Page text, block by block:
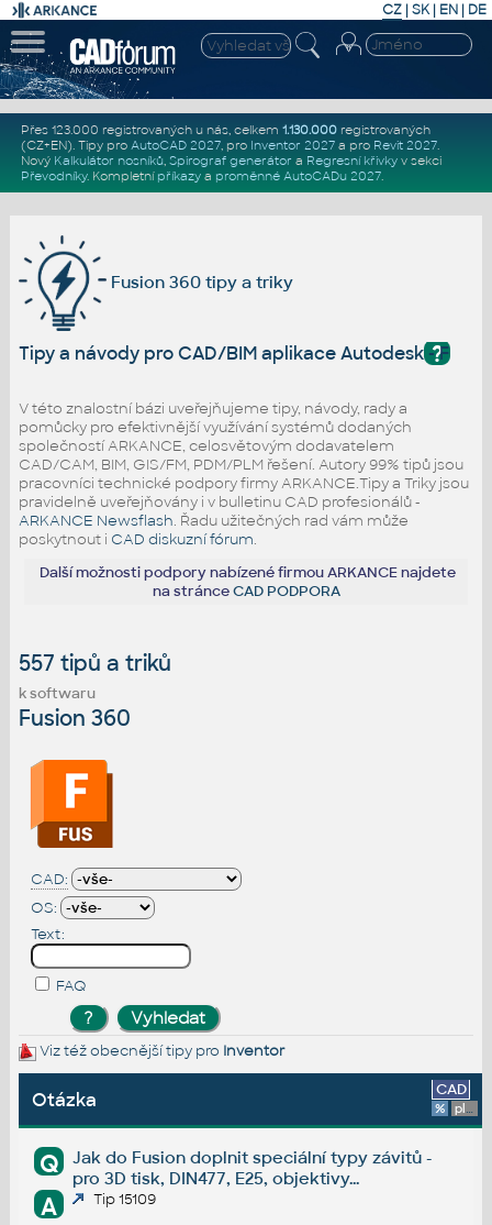
CZ | SK| EN | DE
Přes 123.000 registrovaných u nás, celkem 1.130.000registrovaných
(CZ+EN). Tipy pro AutoCAD 2027, pro Inventor 2027a pro Revit 2027.
Nový Kalkulátor nosníků, Spirograf generátor a Regresní křivkyv sekci
Převodníky. Kompletní příkazya proměnné AutoCADu 2027.
Fusion 360 tipy a triky
?
Tipy a návody pro CAD/BIM aplikace Autodesk -
V této znalostní bázi uveřejňujeme tipy, návody, rady a
pomůcky pro efektivnější využívání systémů dodaných
společností ARKANCE, celosvětovým dodavatelem
CAD/CAM, BIM, GIS/FM, PDM/PLM řešení. Autory 99% tipů jsou
pracovníci technické podpory firmy ARKANCE.Tipy a Triky jsou
pravidelně uveřejňovány i v bulletinu CAD profesionálů -
ARKANCE Newsflash. Řadu užitečných rad vám může
poskytnout i CAD diskuzní fórum.
Další možnosti podpory nabízené firmou ARKANCE najdete
na stránceCAD PODPORA
557 tipů a triků
k softwaru
Fusion 360
CAD:
OS:
Text:
FAQ
Viz též obecnější tipy pro Inventor
Otázka CAD
% platforma
Q
Jak do Fusion doplnit speciální typy závitů -
pro 3D tisk, DIN477, E25, objektivy...
A Tip 15109